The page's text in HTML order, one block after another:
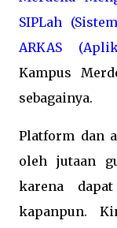
SIPLah
ARKAS
Kampus
sebagainya.
Platform dan
oleh jutaan
karena
kapanpun.